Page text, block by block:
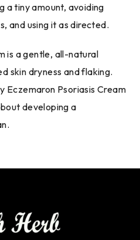
a tiny amount, avoiding
and using it as directed.
is a gentle, all-natural
skin dryness and flaking.
Eczemaron Psoriasis Cream
developing a